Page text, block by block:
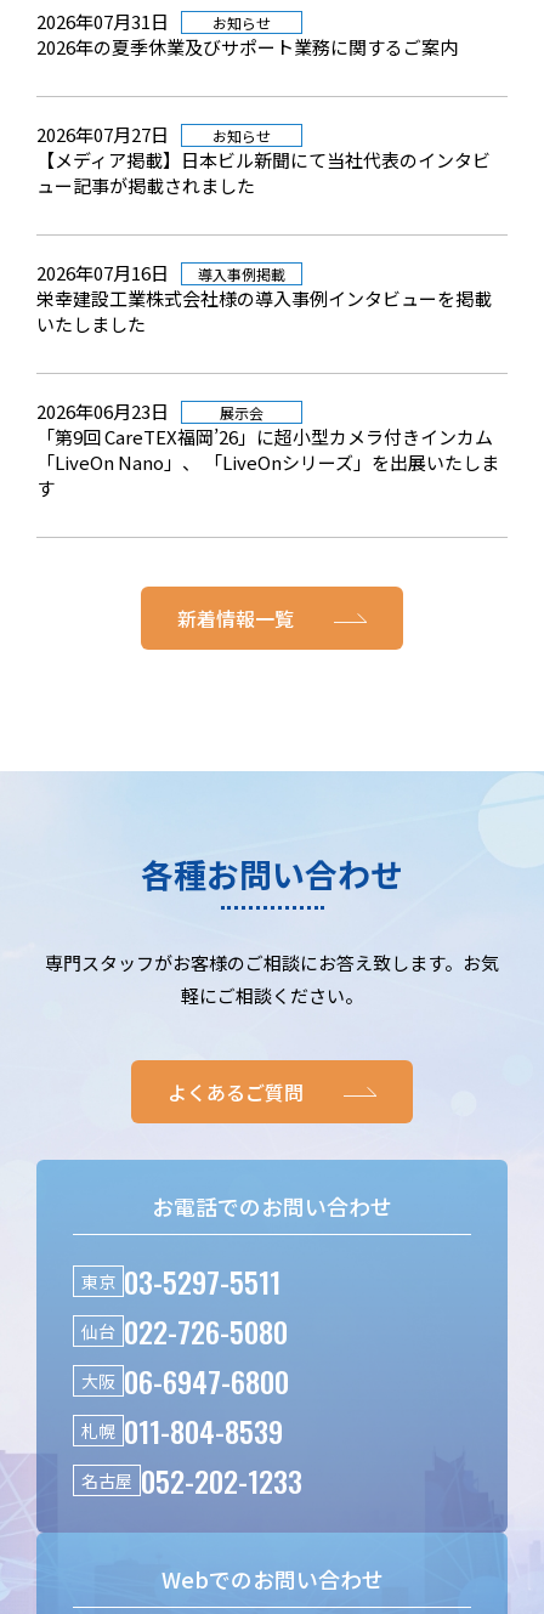
2026年07月31日 お知らせ
2026年の夏季休業及びサポート業務に関するご案内
2026年07月27日 お知らせ
【メディア掲載】日本ビル新聞にて当社代表のインタビ
ュー記事が掲載されました
2026年07月16日 導入事例掲載
栄幸建設工業株式会社様の導入事例インタビューを掲載
いたしました
2026年06月23日 展示会
「第9回 CareTEX福岡’26」に超小型カメラ付きインカム
「LiveOn Nano」、 「LiveOnシリーズ」を出展いたしま
す
新着情報一覧
各種お問い合わせ
専門スタッフがお客様のご相談にお答え致します。お気
軽にご相談ください。
よくあるご質問
お電話でのお問い合わせ
東京 03-5297-5511
仙台 022-726-5080
大阪 06-6947-6800
札幌 011-804-8539
名古屋 052-202-1233
Webでのお問い合わせ